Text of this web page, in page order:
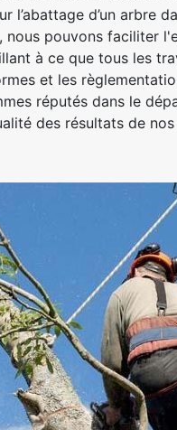
l’abattage d’un arbre
nous pouvons faciliter
à ce que tous les
et les
réputés dans le
des résultats de nos